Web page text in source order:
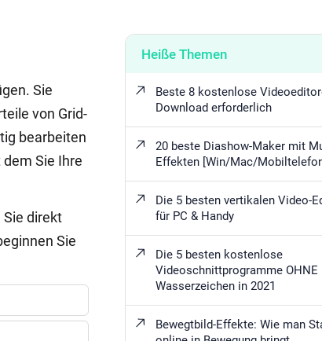
Sie
von Grid-
bearbeiten
Sie Ihre
direkt
Sie
Heiße Themen
Beste 8 kostenlose
Download erforderlich
20 beste Diashow-Maker mit
Effekten [Win/Mac/
Die 5 besten vertikalen Video-
für PC & Handy
Die 5 besten kostenlose
Videoschnittprogramme OHNE
Wasserzeichen in 2021
Bewegtbild-Effekte: Wie man